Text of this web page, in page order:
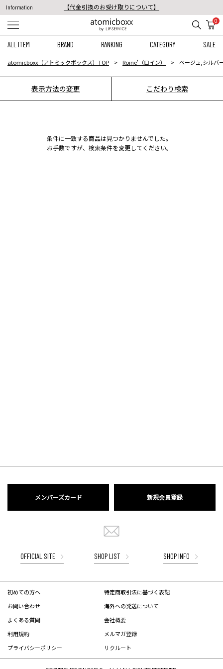
Information
【代金引換のお受け取りについて】
税込11,000円以上のご注文で送料無料！
0
ALL ITEM BRAND RANKING CATEGORY SALE
atomicboxx（アトミックボックス）TOP Roine'（ロイン） ベージュ,シルバ
表示方法の変更 こだわり検索
条件に一致する商品は見つかりませんでした。
お手数ですが、検索条件を変更してください。
メンバーズカード 新規会員登録
OFFICIAL SITE SHOP LIST SHOP INFO
初めての方へ
お問い合わせ
よくある質問
利用規約
プライバシーポリシー
特定商取引法に基づく表記
海外への発送について
会社概要
メルマガ登録
リクルート